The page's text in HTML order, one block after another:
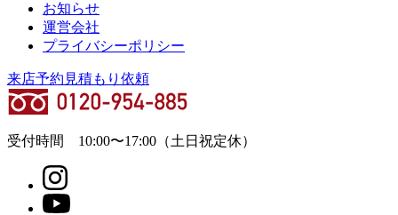
お知らせ
運営会社
プライバシーポリシー
来店予約 見積もり依頼
受付時間 10:00〜17:00 （土日祝定休）